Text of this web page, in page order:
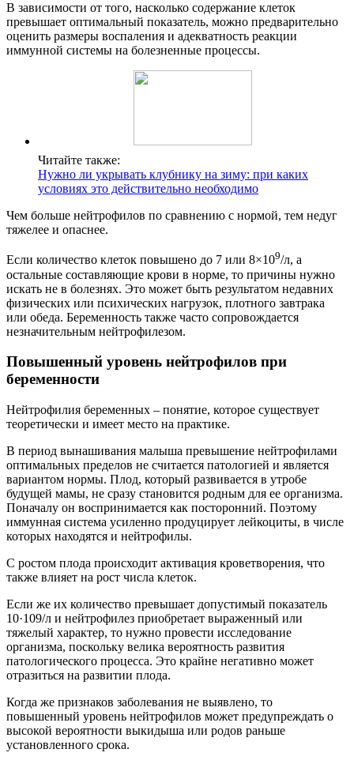
В зависимости от того, насколько содержание клеток
превышает оптимальный показатель, можно предварительно
оценить размеры воспаления и адекватность реакции
иммунной системы на болезненные процессы.
Читайте также:
Нужно ли укрывать клубнику на зиму: при каких
условиях это действительно необходимо
Чем больше нейтрофилов по сравнению с нормой, тем недуг
тяжелее и опаснее.
Если количество клеток повышено до 7 или 8×109/л, а
остальные составляющие крови в норме, то причины нужно
искать не в болезнях. Это может быть результатом недавних
физических или психических нагрузок, плотного завтрака
или обеда. Беременность также часто сопровождается
незначительным нейтрофилезом.
Повышенный уровень нейтрофилов при
беременности
Нейтрофилия беременных – понятие, которое существует
теоретически и имеет место на практике.
В период вынашивания малыша превышение нейтрофилами
оптимальных пределов не считается патологией и является
вариантом нормы. Плод, который развивается в утробе
будущей мамы, не сразу становится родным для ее организма.
Поначалу он воспринимается как посторонний. Поэтому
иммунная система усиленно продуцирует лейкоциты, в числе
которых находятся и нейтрофилы.
С ростом плода происходит активация кроветворения, что
также влияет на рост числа клеток.
Если же их количество превышает допустимый показатель
10·109/л и нейтрофилез приобретает выраженный или
тяжелый характер, то нужно провести исследование
организма, поскольку велика вероятность развития
патологического процесса. Это крайне негативно может
отразиться на развитии плода.
Когда же признаков заболевания не выявлено, то
повышенный уровень нейтрофилов может предупреждать о
высокой вероятности выкидыша или родов раньше
установленного срока.